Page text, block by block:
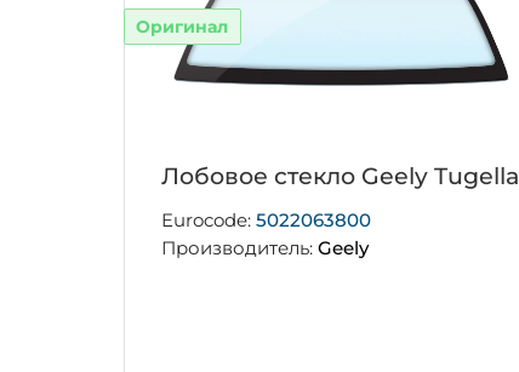
Оригинал
Лобовое стекло Geely Tugella
Eurocode: 5022063800
Производитель: Geely